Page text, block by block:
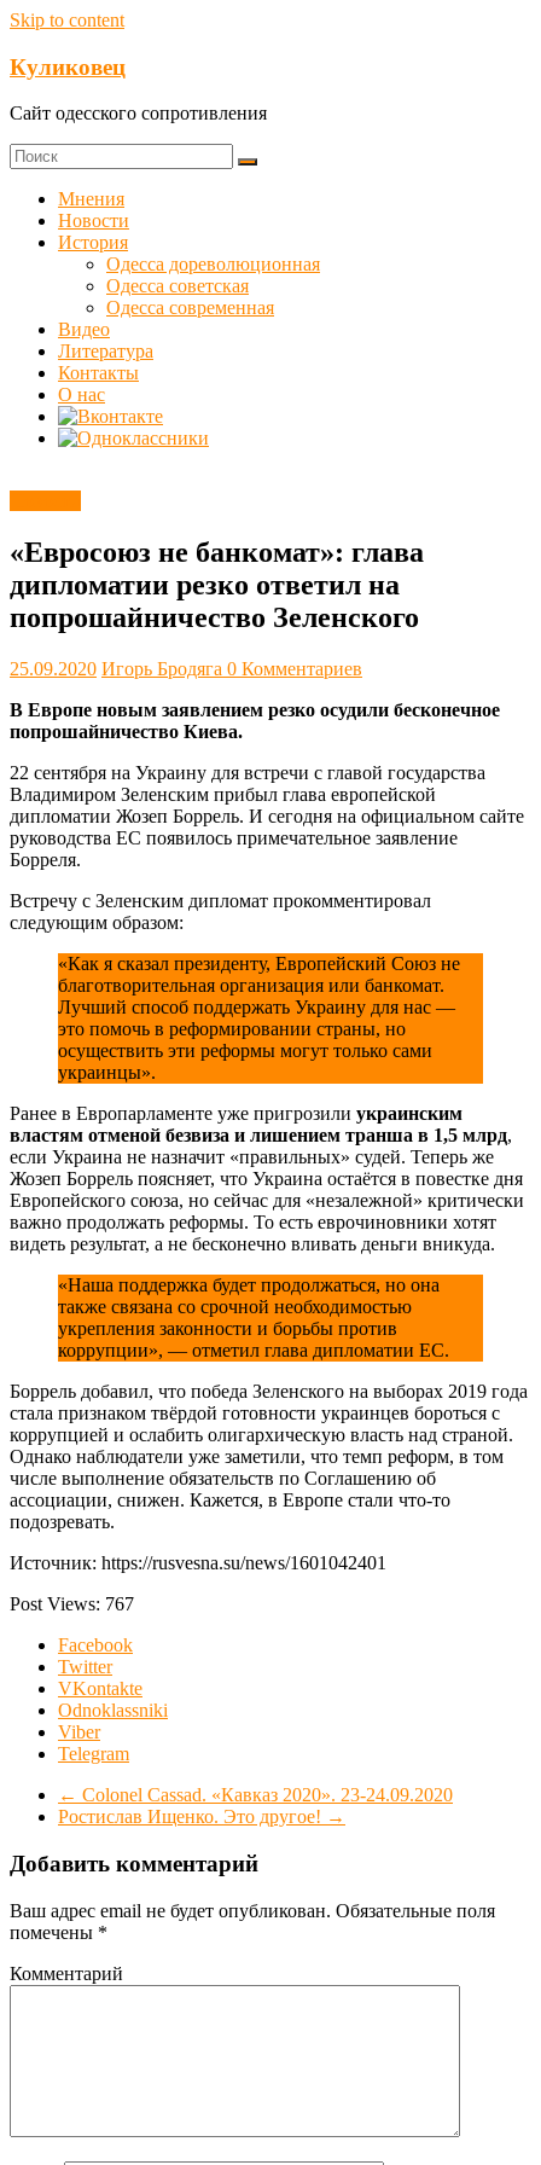
Skip to content
Куликовец
Сайт одесского сопротивления
Мнения
Новости
История
Одесса дореволюционная
Одесса советская
Одесса современная
Видео
Литература
Контакты
О нас
«Евросоюз не банкомат»: глава
дипломатии резко ответил на
попрошайничество Зеленского
25.09.2020 Игорь Бродяга 0 Комментариев
В Европе новым заявлением резко осудили бесконечное
попрошайничество Киева.
22 сентября на Украину для встречи с главой государства
Владимиром Зеленским прибыл глава европейской
дипломатии Жозеп Боррель. И сегодня на официальном сайте
руководства ЕС появилось примечательное заявление
Борреля.
Встречу с Зеленским дипломат прокомментировал
следующим образом:
«Как я сказал президенту, Европейский Союз не
благотворительная организация или банкомат.
Лучший способ поддержать Украину для нас —
это помочь в реформировании страны, но
осуществить эти реформы могут только сами
украинцы».
Ранее в Европарламенте уже пригрозили украинским
властям отменой безвиза и лишением транша в 1,5 млрд,
если Украина не назначит «правильных» судей. Теперь же
Жозеп Боррель поясняет, что Украина остаётся в повестке дня
Европейского союза, но сейчас для «незалежной» критически
важно продолжать реформы. То есть еврочиновники хотят
видеть результат, а не бесконечно вливать деньги вникуда.
«Наша поддержка будет продолжаться, но она
также связана со срочной необходимостью
укрепления законности и борьбы против
коррупции», — отметил глава дипломатии ЕС.
Боррель добавил, что победа Зеленского на выборах 2019 года
стала признаком твёрдой готовности украинцев бороться с
коррупцией и ослабить олигархическую власть над страной.
Однако наблюдатели уже заметили, что темп реформ, в том
числе выполнение обязательств по Соглашению об
ассоциации, снижен. Кажется, в Европе стали что-то
подозревать.
Источник: https://rusvesna.su/news/1601042401
Post Views: 767
Facebook
Twitter
VKontakte
Odnoklassniki
Viber
Telegram
← Colonel Cassad. «Кавказ 2020». 23-24.09.2020
Ростислав Ищенко. Это другое! →
Добавить комментарий
Ваш адрес email не будет опубликован. Обязательные поля
помечены *
Комментарий